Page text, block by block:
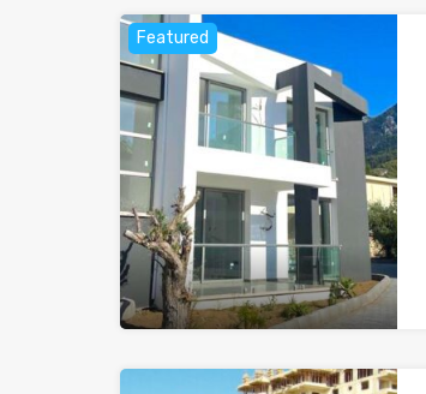
Featured